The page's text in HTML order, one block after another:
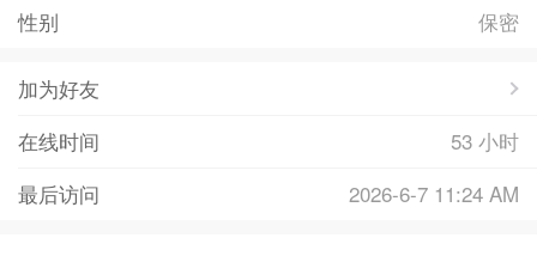
性别
保密
加为好友
在线时间
53 小时
最后访问
2026-6-7 11:24 AM